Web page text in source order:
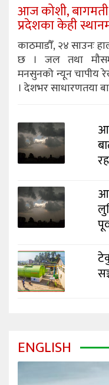
आज कोशी,
प्रदेशका केही
काठमाडौँ, २४ साउनः
छ । जल तथा मौसम
मनसुनको न्यून चापीय
। देशभर साधारणतया
ENGLISH